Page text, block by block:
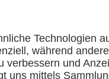
in den
de Ski, den